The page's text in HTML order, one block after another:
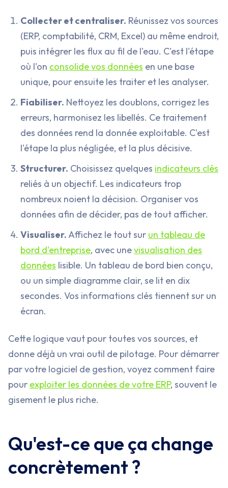
Collecter et centraliser. Réunissez vos sources
(ERP, comptabilité, CRM, Excel) au même endroit,
puis intégrer les flux au fil de l'eau. C'est l'étape
où l'on consolide vos données en une base
unique, pour ensuite les traiter et les analyser.
Fiabiliser. Nettoyez les doublons, corrigez les
erreurs, harmonisez les libellés. Ce traitement
des données rend la donnée exploitable. C'est
l'étape la plus négligée, et la plus décisive.
Structurer. Choisissez quelques indicateurs clés
reliés à un objectif. Les indicateurs trop
nombreux noient la décision. Organiser vos
données afin de décider, pas de tout afficher.
Visualiser.Affichez le tout sur un tableau de
bord d'entreprise, avec unevisualisation des
données lisible. Un tableau de bord bien conçu,
ou un simple diagramme clair, se lit en dix
secondes. Vos informations clés tiennent sur un
écran.
Cette logique vaut pour toutes vos sources, et
donne déjà un vrai outil de pilotage. Pour démarrer
par votre logiciel de gestion, voyez comment faire
pour exploiter les données de votre ERP, souvent le
gisement le plus riche.
Qu'est-ce que ça change
concrètement ?